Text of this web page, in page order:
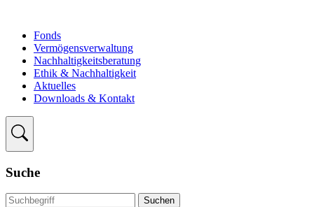
Fonds
Vermögensverwaltung
Nachhaltigkeitsberatung
Ethik & Nachhaltigkeit
Aktuelles
Downloads & Kontakt
Suche
Suchen